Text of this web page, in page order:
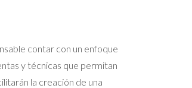
contar con un enfoque
y técnicas que permitan
la creación de una